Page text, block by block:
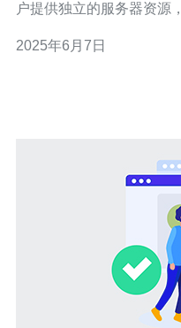
户提供独立的服务器资源
结了越南VPS服务商所提
2025年6月7日